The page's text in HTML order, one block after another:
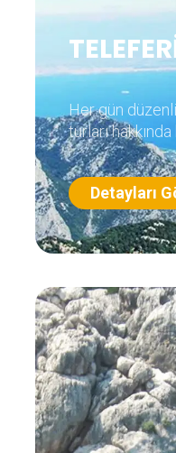
Her gün
turları
Detayları